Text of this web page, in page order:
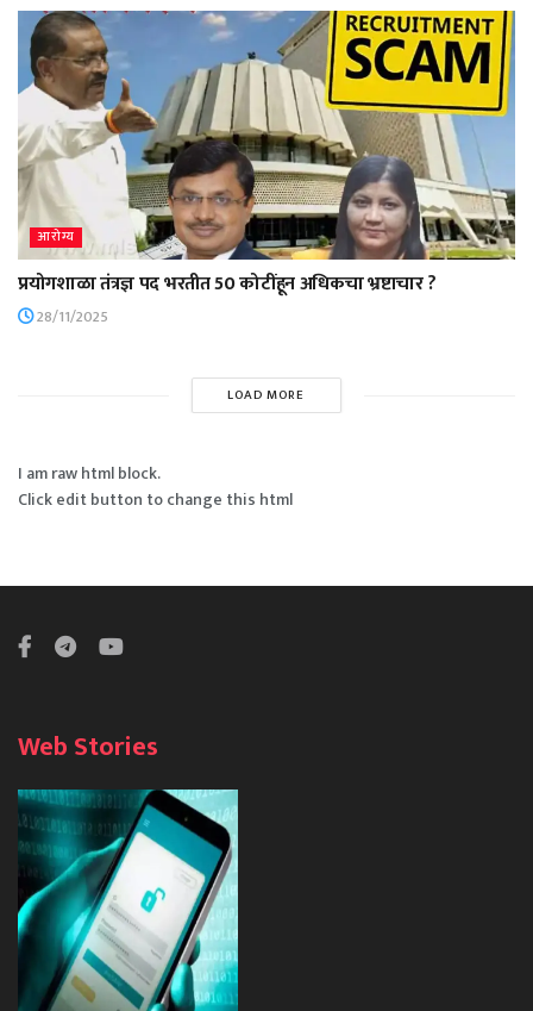
आरोग्य
प्रयोगशाळा तंत्रज्ञ पद भरतीत 50 कोटींहून अधिकचा भ्रष्टाचार ?
28/11/2025
LOAD MORE
I am raw html block.
Click edit button to change this html
Web Stories